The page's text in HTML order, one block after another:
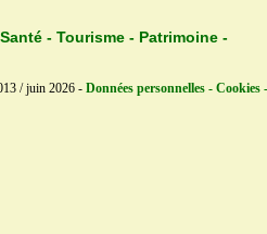
- Tourisme - Patrimoine -
/ juin 2026 - Données personnelles - Cookies